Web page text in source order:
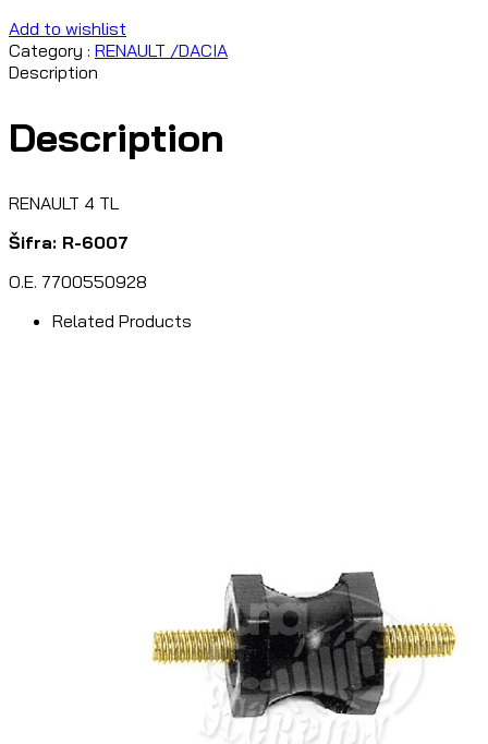
Add to wishlist
Category : RENAULT /DACIA
Description
Description
RENAULT 4 TL
Šifra: R-6007
O.E. 7700550928
Related Products